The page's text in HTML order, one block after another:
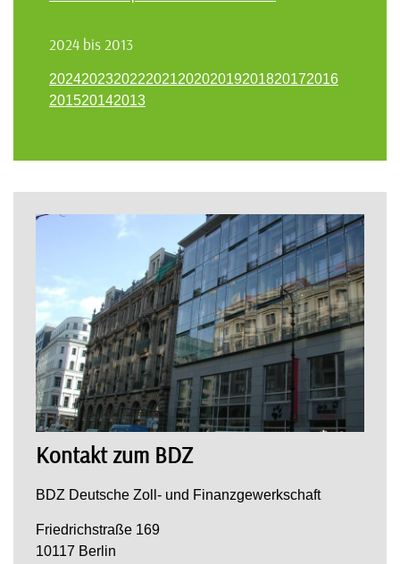
2024 bis 2013
202420232022202120202019201820172016
201520142013
Kontakt zum BDZ
BDZ Deutsche Zoll- und Finanzgewerkschaft
Friedrichstraße 169
10117 Berlin